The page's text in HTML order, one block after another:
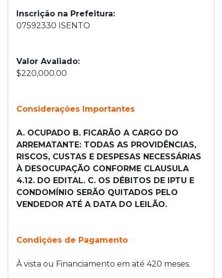
Inscrição na Prefeitura:
07592330 ISENTO
Valor Avaliado:
$220,000.00
Considerações Importantes
A. OCUPADO B. FICARÃO A CARGO DO
ARREMATANTE: TODAS AS PROVIDÊNCIAS,
RISCOS, CUSTAS E DESPESAS NECESSÁRIAS
À DESOCUPAÇÃO CONFORME CLAUSULA
4.12. DO EDITAL. C. OS DÉBITOS DE IPTU E
CONDOMÍNIO SERÃO QUITADOS PELO
VENDEDOR ATÉ A DATA DO LEILÃO.
Condições de Pagamento
À vista ou Financiamento em até 420 meses.